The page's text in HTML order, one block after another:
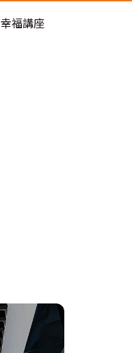
幸福講座